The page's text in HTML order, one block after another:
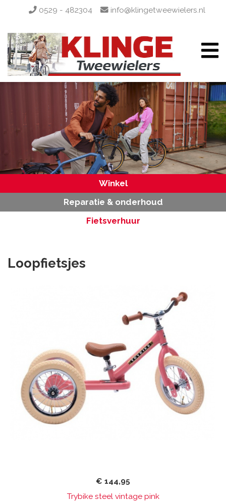
0529 - 482304 info@klingetweewielers.nl
Winkel
Reparatie & onderhoud
Fietsverhuur
Loopfietsjes
€ 144,95
Trybike steel vintage pink